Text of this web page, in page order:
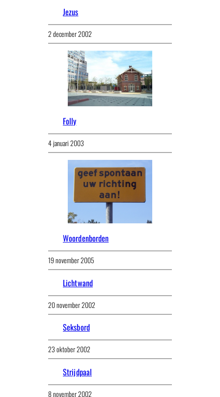
Jezus
2 december 2002
Folly
4 januari 2003
Woordenborden
19 november 2005
Lichtwand
20 november 2002
Seksbord
23 oktober 2002
Strijdpaal
8 november 2002